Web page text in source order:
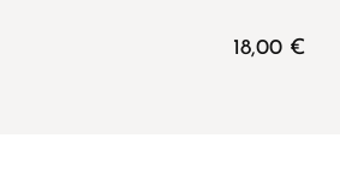
18,00 €